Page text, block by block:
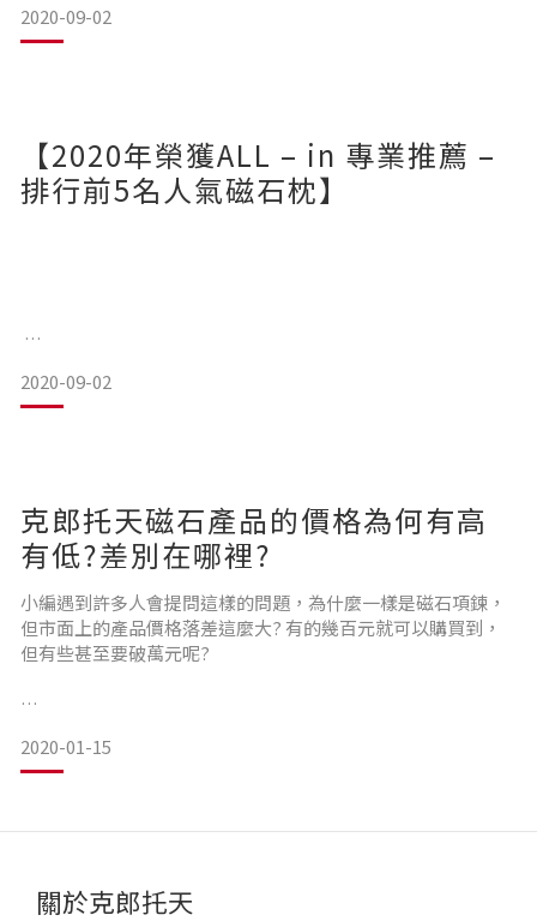
充滿愛，才能因應這些未知。
2020-09-02
【2020年榮獲ALL – in 專業推薦 –
排行前5名人氣磁石枕】
**以下圖片，點擊即可連結購買頁面 **
https://www.colantotte.jp/product/abfod
2020-09-02
克郎托天磁石產品的價格為何有高
有低?差別在哪裡?
小編遇到許多人會提問這樣的問題，為什麼一樣是磁石項鍊，
但市面上的產品價格落差這麼大? 有的幾百元就可以購買到，
但有些甚至要破萬元呢?
先不說市面上的眾多品牌，單就克郎托天來說就好，以材質區
隔，磁石手環、磁石項圈的材質由適合運動配戴的矽膠材質、
與顆數的多寡都會影響到價格。
定價格，但無論價格高低，所有克郎托天產品都使用獨家正、
2020-01-15
關於克郎托天